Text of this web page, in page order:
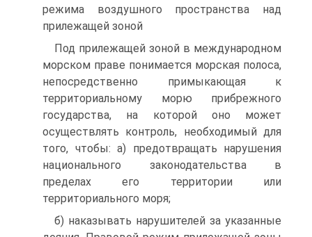
режима воздушного пространства над
прилежащей зоной
Под прилежащей зоной в международном
морском праве понимается морская полоса,
непосредственно примыкающая к
территориальному морю прибрежного
государства, на которой оно может
осуществлять контроль, необходимый для
того, чтобы: а) предотвращать нарушения
национального законодательства в
пределах его территории или
территориального моря;
б) наказывать нарушителей за указанные